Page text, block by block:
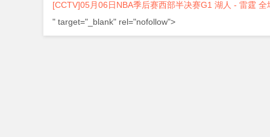
[CCTV]05月06日NBA季后赛西部半决赛G1 湖人 - 雷霆 全
" target="_blank" rel="nofollow">